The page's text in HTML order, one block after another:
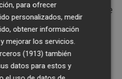
aseguran que
es una opción
pero que es
con una reforma,
la estructura de
para ofrecer
personalizados, medir
obtener información
mejorar los servicios.
(1913) también
datos para estos y